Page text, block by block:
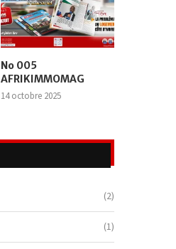
No 005
AFRIKIMMOMAG
14 octobre 2025
(2)
(1)